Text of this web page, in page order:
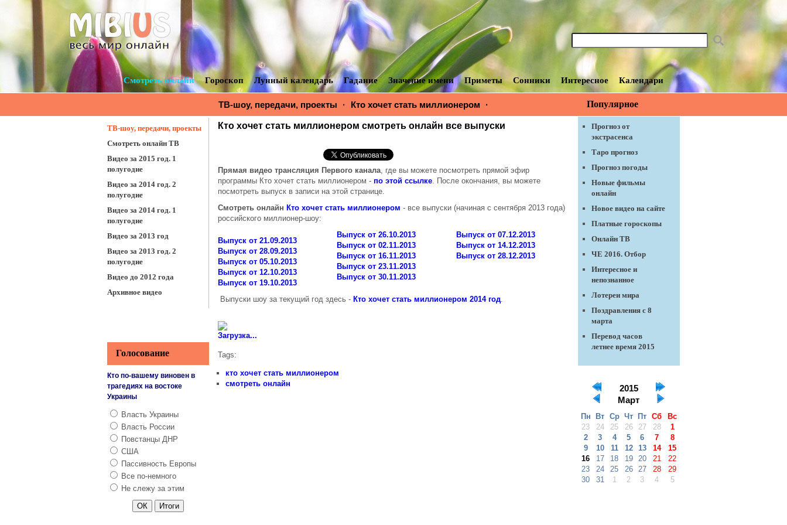
Смотреть онлайн Гороскоп Лунный календарь Гадание Значение имени Приметы Сонники Интересное Календари
ТВ-шоу, передачи, проекты · Кто хочет стать миллионером ·
миллионером смотреть онлайн все выпуски
Кто хочет стать миллионером смотреть онлайн все выпуски
Прямая видео трансляция Первого канала, где вы можете посмотреть прямой эфир
программы Кто хочет стать миллионером - по этой ссылке. После окончания, вы можете
посмотреть выпуск в записи на этой странице.
Смотреть онлайн Кто хочет стать миллионером - все выпуски (начиная с сентября 2013 года)
российского миллионер-шоу:
Выпуск от 21.09.2013
Выпуск от 28.09.2013
Выпуск от 05.10.2013
Выпуск от 12.10.2013
Выпуск от 19.10.2013
Выпуск от 26.10.2013
Выпуск от 02.11.2013
Выпуск от 16.11.2013
Выпуск от 23.11.2013
Выпуск от 30.11.2013
Выпуск от 07.12.2013
Выпуск от 14.12.2013
Выпуск от 28.12.2013
Выпуски шоу за текущий год здесь - Кто хочет стать миллионером 2014 год.
Загрузка...
Tags:
кто хочет стать миллионером
смотреть онлайн
ТВ-шоу, передачи, проекты
Смотреть онлайн ТВ
Видео за 2015 год. 1
полугодие
Видео за 2014 год. 2
полугодие
Видео за 2014 год. 1
полугодие
Видео за 2013 год
Видео за 2013 год. 2
полугодие
Видео до 2012 года
Архивное видео
Голосование
Кто по-вашему виновен в
трагедиях на востоке
Украины
Власть Украины
Власть России
Повстанцы ДНР
США
Пассивность Европы
Все по-немного
Не слежу за этим
Популярное
Прогноз от
экстрасенса
Таро прогноз
Прогноз погоды
Новые фильмы
онлайн
Новое видео на сайте
Платные гороскопы
Онлайн ТВ
ЧЕ 2016. Отбор
Интересное и
непознанное
Лотереи мира
Поздравления с 8
марта
Перевод часов
летнее время 2015
2015
Март
Пн Вт Ср Чт Пт Сб
Вс
23
24 25 26 27 28
1
2
3 4 5 6 7
8
9
10 11 12 13 14
15
16
17 18 19 20 21
22
23
24 25 26 27 28
29
30
31 1 2 3 4 5